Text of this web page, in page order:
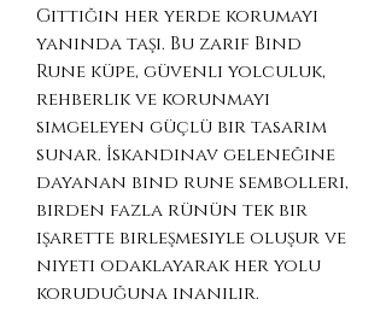
Gittiğin her yerde korumayı
yanında taşı. Bu zarif Bind
Rune küpe, güvenli yolculuk,
rehberlik ve korunmayı
simgeleyen güçlü bir tasarım
sunar. İskandinav geleneğine
dayanan bind rune sembolleri,
birden fazla rünün tek bir
işarette birleşmesiyle oluşur ve
niyeti odaklayarak her yolu
koruduğuna inanılır.